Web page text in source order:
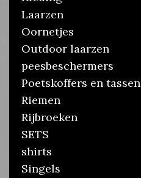
Laarzen
Oornetjes
Outdoor laarzen
peesbeschermers
Poetskoffers en tassen
Riemen
Rijbroeken
SETS
shirts
Singels